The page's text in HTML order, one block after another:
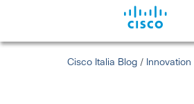
Cisco Italia Blog / Innovation